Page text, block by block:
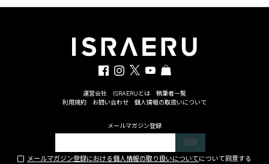
運営会社 ISRAERUとは
執筆者一覧
利用規約
お問い合わせ 個人情報の取扱いについて
メールマガジン登録
メールマガジン登録における個人情報の取り扱いについてについて同意する